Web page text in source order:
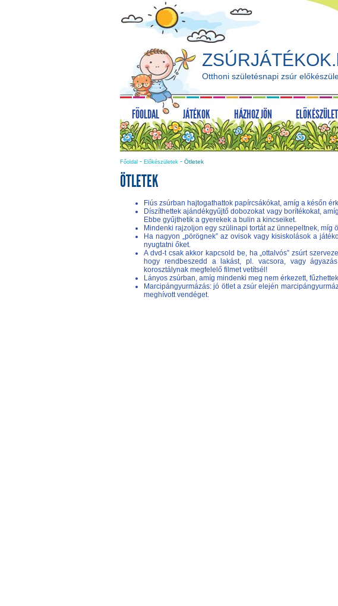
Otthoni születésnapi zsúr
FŐOLDAL JÁTÉKOK HÁZHOZ JÖN
Főoldal - Előkészületek - Ötletek
ÖTLETEK
Fiús zsúrban hajtogathattok papírcsákókat, amíg a későn
Díszíthettek ajándékgyűjtő dobozokat vagy borítékokat,
Ebbe gyűjthetik a gyerekek a bulin a kincseiket.
Mindenki rajzoljon egy szülinapi tortát az ünnepeltnek, míg
Ha nagyon „pörögnek” az ovisok vagy kisiskolások a
nyugtatni őket.
A dvd-t csak akkor kapcsold be, ha „ottalvós” zsúrt
hogy rendbeszedd a lakást, pl. vacsora, vagy
korosztálynak megfelelő filmet vetítsél!
Lányos zsúrban, amíg mindenki meg nem érkezett,
Marcipángyurmázás: jó ötlet a zsúr elején
meghívott vendéget.